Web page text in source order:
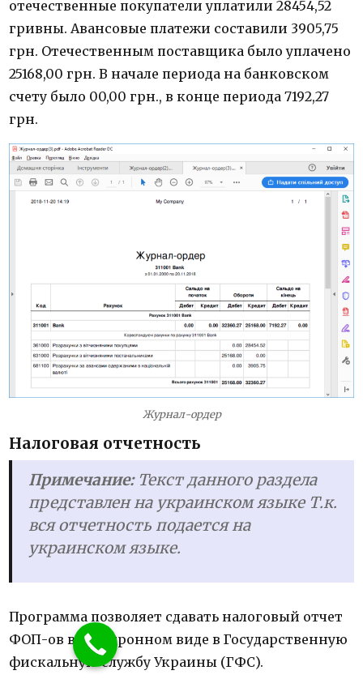
отечественные покупатели уплатили 28454,52
гривны. Авансовые платежи составили 3905,75
грн. Отечественным поставщика было уплачено
25168,00 грн. В начале периода на банковском
счету было 00,00 грн., в конце периода 7192,27
грн.
Журнал-ордер
Налоговая отчетность
Примечание:Текст данного раздела
представлен на украинском языке Т.к.
вся отчетность подается на
украинском языке.
Программа позволяет сдавать налоговый отчет
ФОП-ов в электронном виде в Государственную
фискальную службу Украины (ГФС).